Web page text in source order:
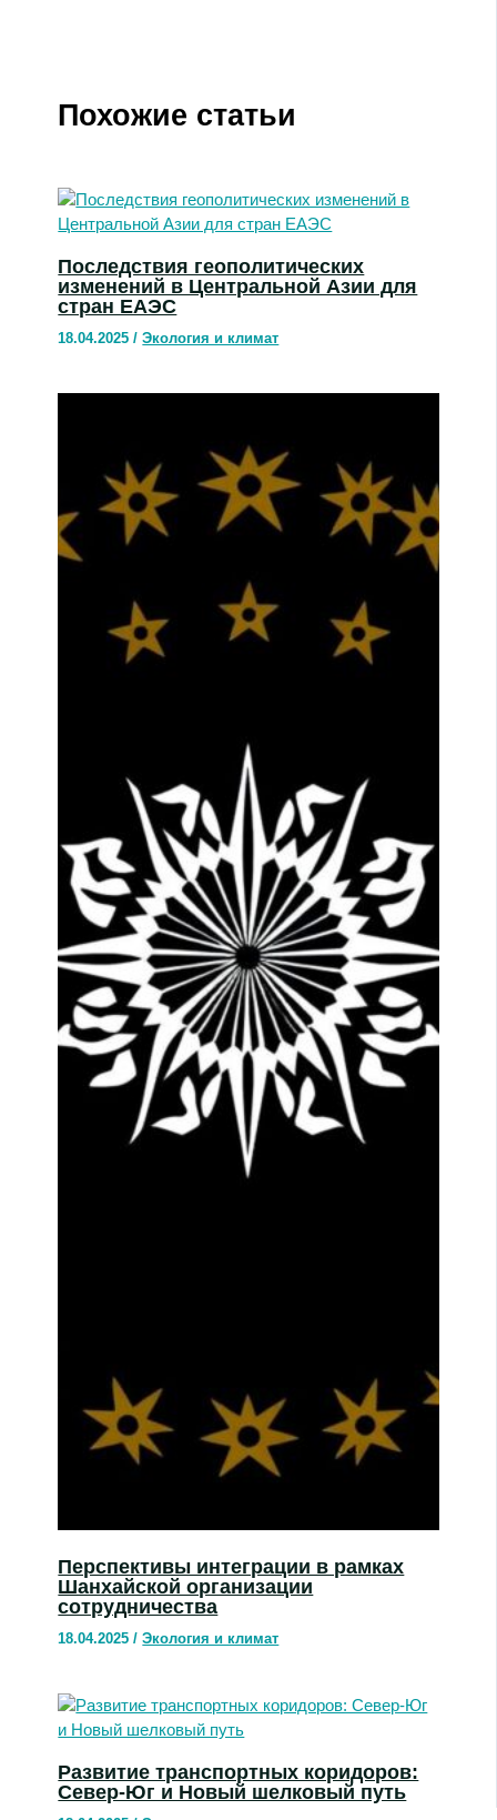
Похожие статьи
Последствия геополитических
изменений в Центральной Азии для
стран ЕАЭС
18.04.2025/Экология и климат
Перспективы интеграции в рамках
Шанхайской организации
сотрудничества
18.04.2025/Экология и климат
Развитие транспортных коридоров:
Север-Юг и Новый шелковый путь